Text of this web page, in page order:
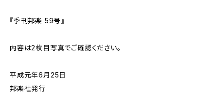
『季刊邦楽 59号』
内容は2枚目写真でご確認ください。
平成元年6月25日
邦楽社発行